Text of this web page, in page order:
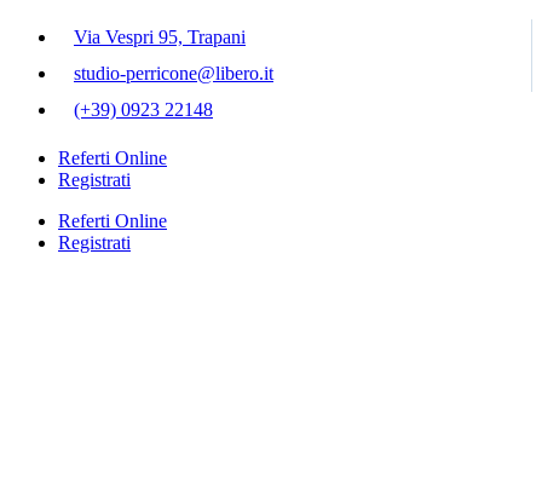
Via Vespri 95, Trapani
studio-perricone@libero.it
(+39) 0923 22148
Referti Online
Registrati
Referti Online
Registrati